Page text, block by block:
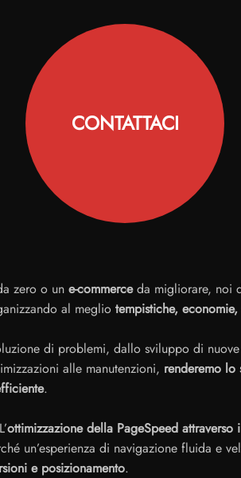
CONTATTACI
zero o un e-commerceda migliorare, noi
al meglio tempistiche,
di problemi, dallo sviluppo di
alle manutenzioni, renderemo lo
.
ottimizzazione della PageSpeed
un’esperienza di navigazione fluida e
e posizionamento.